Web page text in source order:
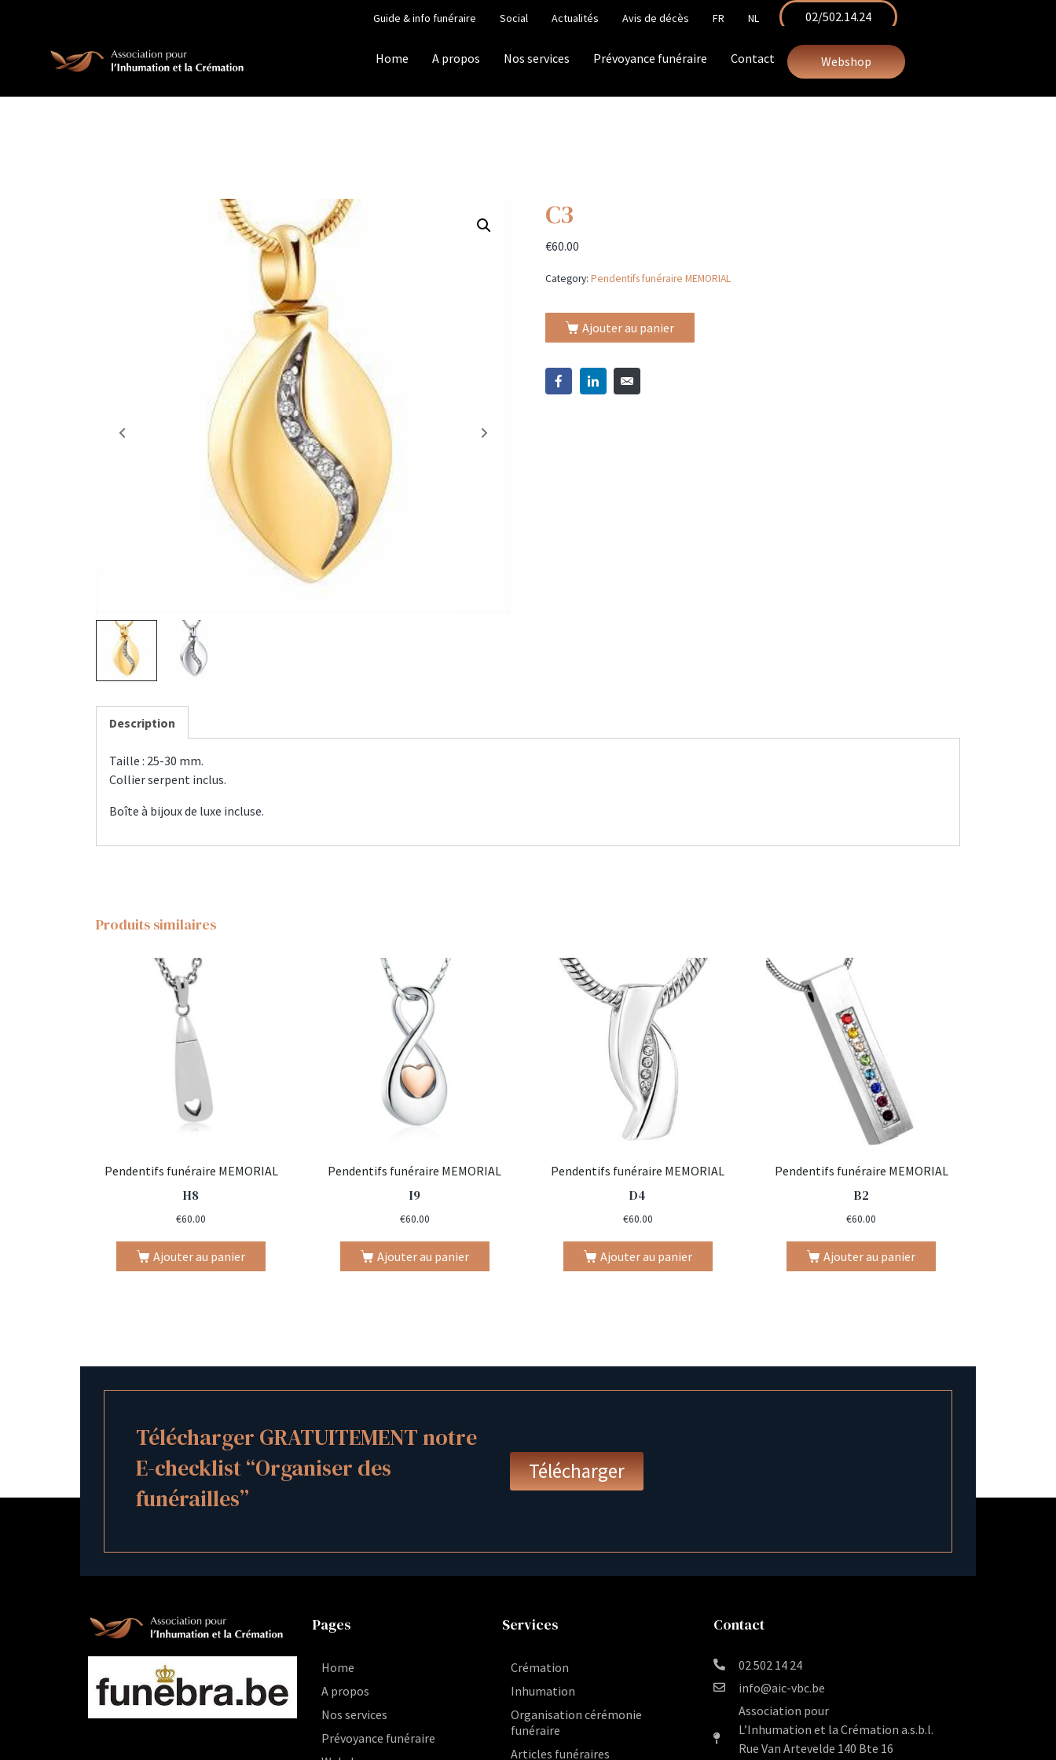
Guide & info funéraire Social Actualités Avis de décès FR NL 02/502.14.24
Home A propos Nos services Prévoyance funéraire Contact Webshop
C3
€60.00
Category: Pendentifs funéraire MEMORIAL
Ajouter au panier
Description
Taille : 25-30 mm.
Collier serpent inclus.
Boîte à bijoux de luxe incluse.
Produits similaires
Pendentifs funéraire MEMORIAL
H8
€60.00
Ajouter au panier
Pendentifs funéraire MEMORIAL
I9
€60.00
Ajouter au panier
Pendentifs funéraire MEMORIAL
D4
€60.00
Ajouter au panier
Pendentifs funéraire MEMORIAL
B2
€60.00
Ajouter au panier
Télécharger GRATUITEMENT notre
E-checklist “Organiser des
funérailles”
Télécharger
Pages
Home
A propos
Nos services
Prévoyance funéraire
Services
Crémation
Inhumation
Organisation cérémonie
funéraire
Articles funéraires
Contact
02 502 14 24
info@aic-vbc.be
Association pour
L’Inhumation et la Crémation a.s.b.l.
Rue Van Artevelde 140 Bte 16